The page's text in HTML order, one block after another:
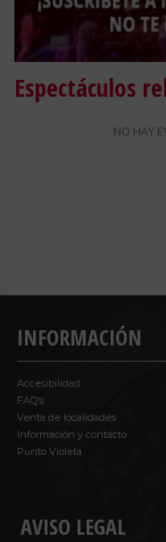
Espectáculos
NO HAY
INFORMACIÓN
Accesibilidad
FAQ’s
Venta de localidades
Información y contacto
Punto Violeta
AVISO LEGAL